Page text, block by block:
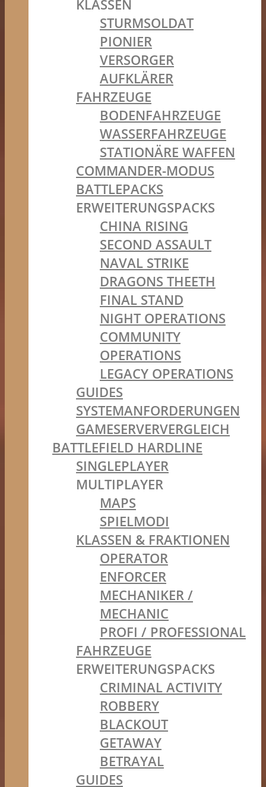
KLASSEN
STURMSOLDAT
PIONIER
VERSORGER
AUFKLÄRER
FAHRZEUGE
BODENFAHRZEUGE
WASSERFAHRZEUGE
STATIONÄRE WAFFEN
COMMANDER-MODUS
BATTLEPACKS
ERWEITERUNGSPACKS
CHINA RISING
SECOND ASSAULT
NAVAL STRIKE
DRAGONS THEETH
FINAL STAND
NIGHT OPERATIONS
COMMUNITY
OPERATIONS
LEGACY OPERATIONS
GUIDES
SYSTEMANFORDERUNGEN
GAMESERVERVERGLEICH
BATTLEFIELD HARDLINE
SINGLEPLAYER
MULTIPLAYER
MAPS
SPIELMODI
KLASSEN & FRAKTIONEN
OPERATOR
ENFORCER
MECHANIKER /
MECHANIC
PROFI / PROFESSIONAL
FAHRZEUGE
ERWEITERUNGSPACKS
CRIMINAL ACTIVITY
ROBBERY
BLACKOUT
GETAWAY
BETRAYAL
GUIDES